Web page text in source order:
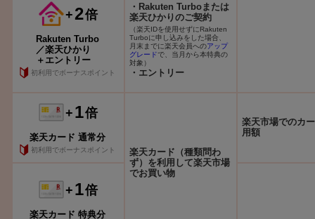
+ 2倍
Rakuten Turbo
／楽天ひかり
＋エントリー
初利用でボーナスポイント
+ 1倍
楽天カード 通常分
初利用でボーナスポイント
+ 1倍
楽天カード 特典分
・Rakuten Turboまたは
楽天ひかりのご契約
（楽天IDを使用せずにRakuten
Turboに申し込みをした場合、
月末までに楽天会員へのアップ
グレードで、当月から本特典の
対象）
・エントリー
楽天カード（種類問わ
ず）を利用して楽天市場
でお買い物
楽天市場でのカ
用額